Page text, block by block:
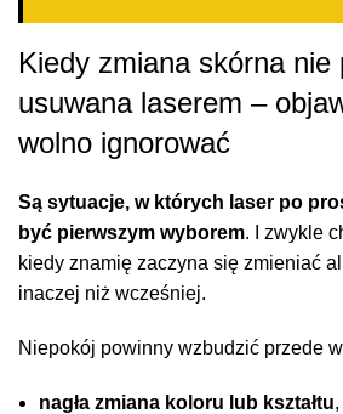
Kiedy zmiana skórna nie
usuwana laserem –
wolno ignorować
Są sytuacje, w których laser po
być pierwszym wyborem. I zwykle
kiedy znamię zaczyna się zmieniać
inaczej niż wcześniej.
Niepokój powinny wzbudzić przede
nagła zmiana koloru lub kształtu,